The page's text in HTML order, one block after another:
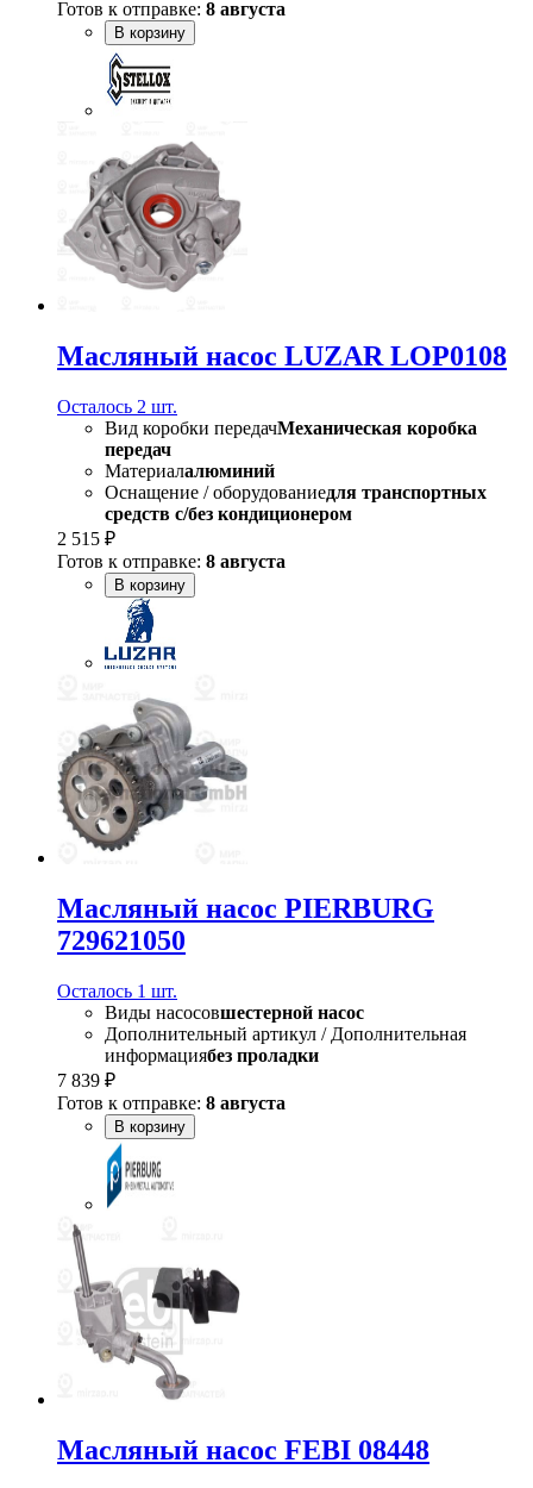
Готов к отправке: 8 августа
В корзину
Масляный насос LUZAR LOP0108
Осталось 2 шт.
Вид коробки передачМеханическая коробка
передач
Материалалюминий
Оснащение / оборудованиедля транспортных
средств с/без кондиционером
2 515 ₽
Готов к отправке: 8 августа
В корзину
Масляный насос PIERBURG
729621050
Осталось 1 шт.
Виды насосовшестерной насос
Дополнительный артикул / Дополнительная
информациябез проладки
7 839 ₽
Готов к отправке: 8 августа
В корзину
Масляный насос FEBI 08448